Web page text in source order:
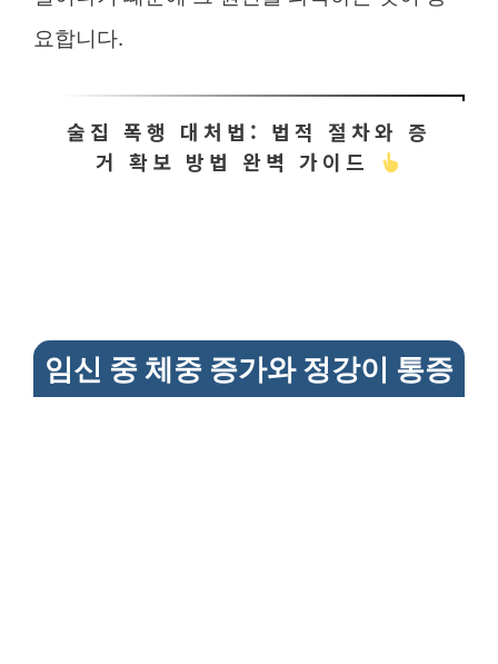
요합니다.
술집 폭행 대처법: 법적 절차와 증
거 확보 방법 완벽 가이드
임신 중 체중 증가와 정강이 통증